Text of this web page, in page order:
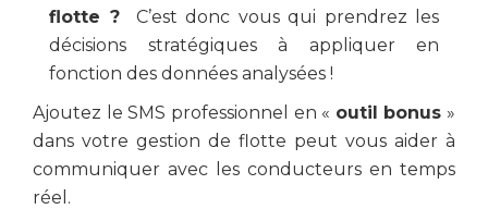
flotte ?C’est donc vous qui prendrez les
décisions stratégiques à appliquer en
fonction des données analysées !
Ajoutez le SMS professionnel en « outil bonus »
dans votre gestion de flotte peut vous aider à
communiquer avec les conducteurs en temps
réel.